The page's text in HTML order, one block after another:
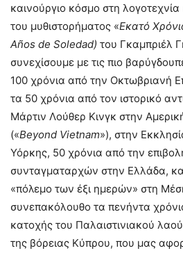
καινούργιο κόσμο στη
του μυθιστορήματος «Εκατό
Años de Soledad) του Γκαμπριέλ
συνεχίσουμε με τις πιο
100 χρόνια από την Οκτωβριανή
τα 50 χρόνια από τον ιστορικό
Μάρτιν Λούθερ Κινγκ στην
(«Beyond Vietnam»), στην
Υόρκης, 50 χρόνια από την
συνταγματαρχών στην Ελλάδα,
«πόλεμο των έξι ημερών» στη
συνεπακόλουθο τα πενήντα
κατοχής του Παλαιστινιακού
της βόρειας Κύπρου, που μας